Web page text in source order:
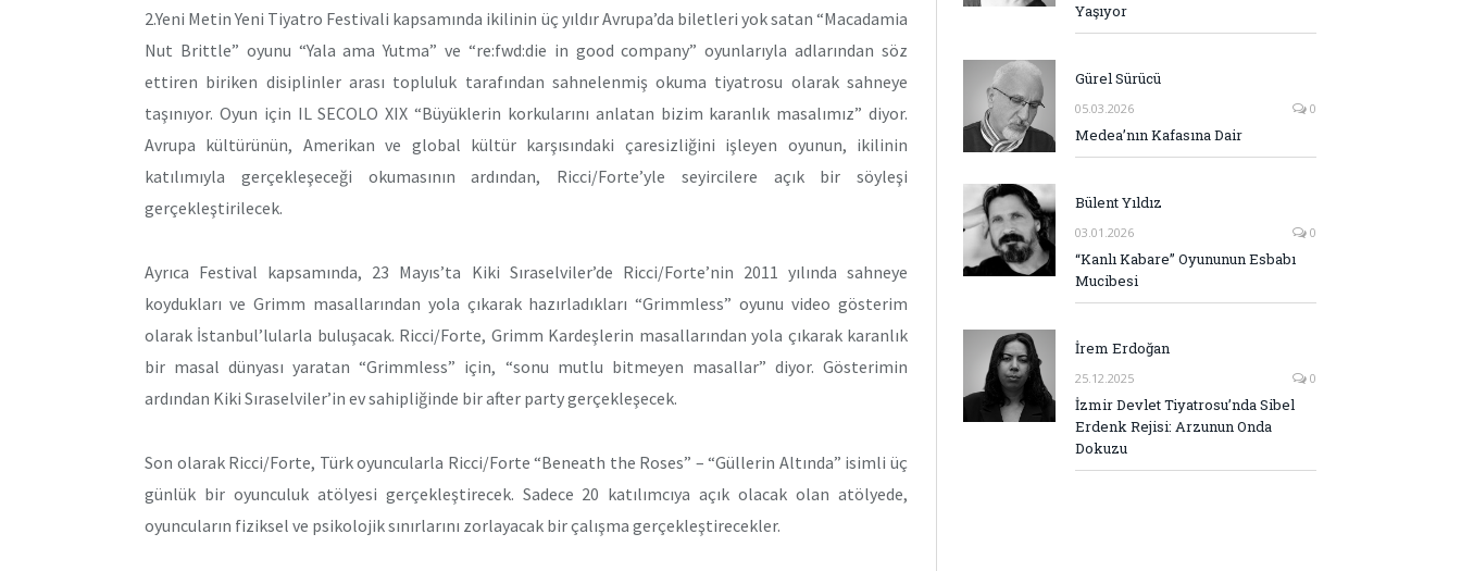
2.Yeni Metin Yeni Tiyatro Festivali kapsamında ikilinin üç yıldır Avrupa’da biletleri yok satan “Macadamia
Nut Brittle” oyunu “Yala ama Yutma” ve “re:fwd:die in good company” oyunlarıyla adlarından söz
ettiren biriken disiplinler arası topluluk tarafından sahnelenmiş okuma tiyatrosu olarak sahneye
taşınıyor. Oyun için IL SECOLO XIX “Büyüklerin korkularını anlatan bizim karanlık masalımız” diyor.
Avrupa kültürünün, Amerikan ve global kültür karşısındaki çaresizliğini işleyen oyunun, ikilinin
katılımıyla gerçekleşeceği okumasının ardından, Ricci/Forte’yle seyircilere açık bir söyleşi
gerçekleştirilecek.
Ayrıca Festival kapsamında, 23 Mayıs’ta Kiki Sıraselviler’de Ricci/Forte’nin 2011 yılında sahneye
koydukları ve Grimm masallarından yola çıkarak hazırladıkları “Grimmless” oyunu video gösterim
olarak İstanbul’lularla buluşacak. Ricci/Forte, Grimm Kardeşlerin masallarından yola çıkarak karanlık
bir masal dünyası yaratan “Grimmless” için, “sonu mutlu bitmeyen masallar” diyor. Gösterimin
ardından Kiki Sıraselviler’in ev sahipliğinde bir after party gerçekleşecek.
Son olarak Ricci/Forte, Türk oyuncularla Ricci/Forte “Beneath the Roses” – “Güllerin Altında” isimli üç
günlük bir oyunculuk atölyesi gerçekleştirecek. Sadece 20 katılımcıya açık olacak olan atölyede,
oyuncuların fiziksel ve psikolojik sınırlarını zorlayacak bir çalışma gerçekleştirecekler.
Yaşıyor
Gürel Sürücü
05.03.2026 0
Medea’nın Kafasına Dair
Bülent Yıldız
03.01.2026 0
“Kanlı Kabare” Oyununun Esbabı
Mucibesi
İrem Erdoğan
25.12.2025 0
İzmir Devlet Tiyatrosu’nda Sibel
Erdenk Rejisi: Arzunun Onda
Dokuzu